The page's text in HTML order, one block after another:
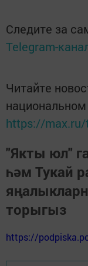
Следите за
Telegram-
Читайте
https://
"Якты юл"
һәм Тукай
торыгыз
https://